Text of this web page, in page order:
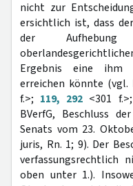
nicht zur
ersichtlich ist, dass
der Aufhebung
Ergebnis eine ihm
erreichen könnte (vgl.
f.>; 119, 292 <301 f.>;
BVerfG, Beschluss
Senats vom 23.
juris, Rn. 1; 9). Der
verfassungsrechtlich
oben unter 1.).